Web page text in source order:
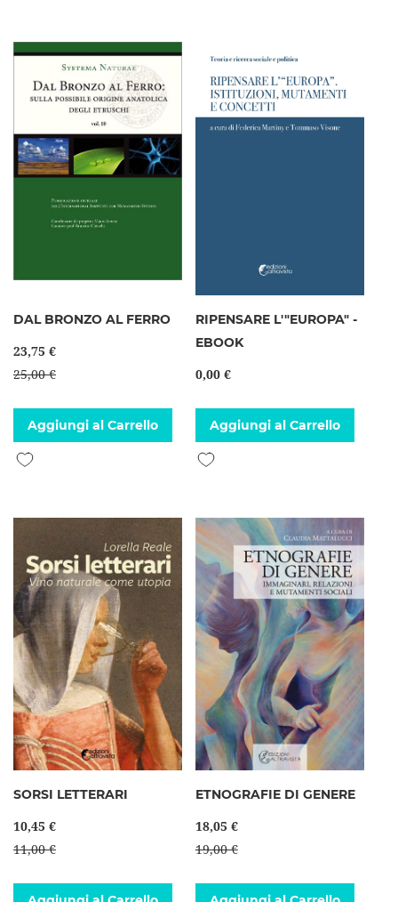
DAL BRONZO AL FERRO
23,75 €
25,00 €
Aggiungi al Carrello
Aggiungi alla lista desideri
RIPENSARE L'"EUROPA" -
EBOOK
0,00 €
Aggiungi al Carrello
Aggiungi alla lista desideri
SORSI LETTERARI
10,45 €
11,00 €
ETNOGRAFIE DI GENERE
18,05 €
19,00 €